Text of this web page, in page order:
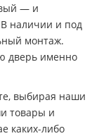
— и
В наличии и под
монтаж.
дверь именно
выбирая наши
товары и
каких-либо